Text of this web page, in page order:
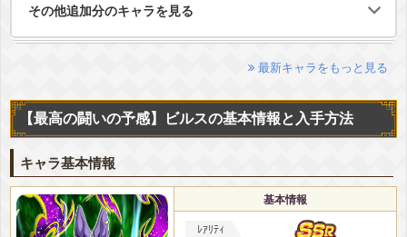
その他追加分のキャラを見る
最新キャラをもっと見る
【最高の闘いの予感】ビルスの基本情報と入手方法
キャラ基本情報
基本情報
ﾚｱﾘﾃｨ